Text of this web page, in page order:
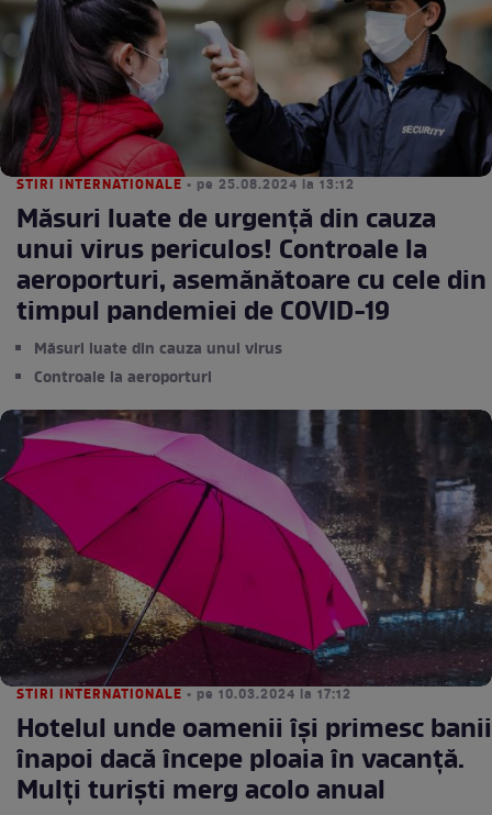
STIRI INTERNATIONALE • pe 25.08.2024 la 13:12
Măsuri luate de urgență din cauza
unui virus periculos! Controale la
aeroporturi, asemănătoare cu cele din
timpul pandemiei de COVID-19
Măsuri luate din cauza unui virus
Controale la aeroporturi
STIRI INTERNATIONALE • pe 10.03.2024 la 17:12
Hotelul unde oamenii își primesc banii
înapoi dacă începe ploaia în vacanță.
Mulți turiști merg acolo anual